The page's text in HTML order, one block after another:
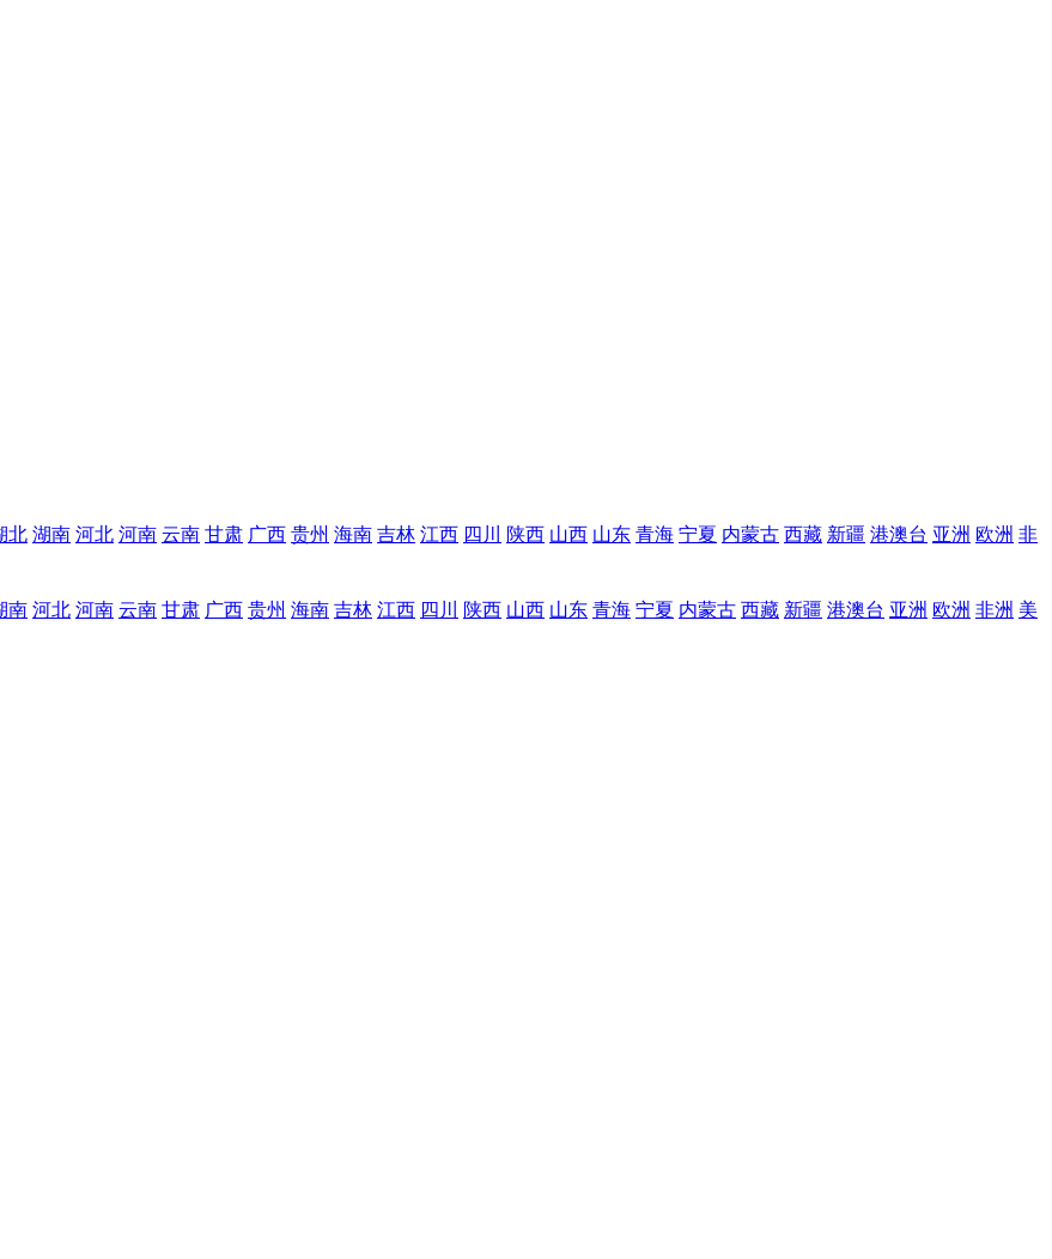
北 湖南 河北 河南 云南 甘肃 广西 贵州 海南 吉林 江西 四川 陕西 山西 山东 青海 宁夏 内蒙古 西藏 新疆 港澳台 亚洲 欧洲 非
南 河北 河南 云南 甘肃 广西 贵州 海南 吉林 江西 四川 陕西 山西 山东 青海 宁夏 内蒙古 西藏 新疆 港澳台 亚洲 欧洲 非洲 美